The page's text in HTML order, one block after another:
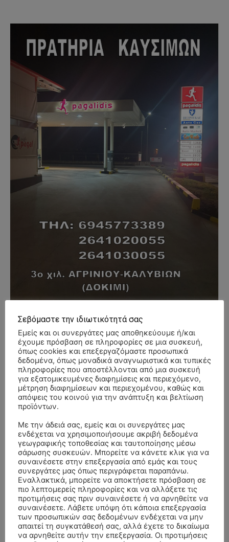
ΣΥΛΛΥΠΗΤΗΡΙΑ ΜΗΝΥΜΑΤΑ
Αλέξανδρος Σέρβοςεπί ΚΗΔΕΙΑ – ΣΑΒΒΑΤΟ 25/7/2026 –
ΧΑΡΑΛΑΜΠΟΣ ΚΑΥΚΙΑΣ ΕΤΩΝ 57
Σεβόμαστε την ιδιωτικότητά σας
Εμείς και οι συνεργάτες μας αποθηκεύουμε ή/και
έχουμε πρόσβαση σε πληροφορίες σε μια συσκευή,
όπως cookies και επεξεργαζόμαστε προσωπικά
δεδομένα, όπως μοναδικά αναγνωριστικά και τυπικές
πληροφορίες που αποστέλλονται από μια συσκευή
για εξατομικευμένες διαφημίσεις και περιεχόμενο,
μέτρηση διαφημίσεων και περιεχομένου, καθώς και
απόψεις του κοινού για την ανάπτυξη και βελτίωση
προϊόντων.
Με την άδειά σας, εμείς και οι συνεργάτες μας
ενδέχεται να χρησιμοποιήσουμε ακριβή δεδομένα
γεωγραφικής τοποθεσίας και ταυτοποίησης μέσω
σάρωσης συσκευών. Μπορείτε να κάνετε κλικ για να
συναινέσετε στην επεξεργασία από εμάς και τους
συνεργάτες μας όπως περιγράφεται παραπάνω.
Εναλλακτικά, μπορείτε να αποκτήσετε πρόσβαση σε
πιο λεπτομερείς πληροφορίες και να αλλάξετε τις
προτιμήσεις σας πριν συναινέσετε ή να αρνηθείτε να
συναινέσετε. Λάβετε υπόψη ότι κάποια επεξεργασία
των προσωπικών σας δεδομένων ενδέχεται να μην
απαιτεί τη συγκατάθεσή σας, αλλά έχετε το δικαίωμα
να αρνηθείτε αυτήν την επεξεργασία. Οι προτιμήσεις